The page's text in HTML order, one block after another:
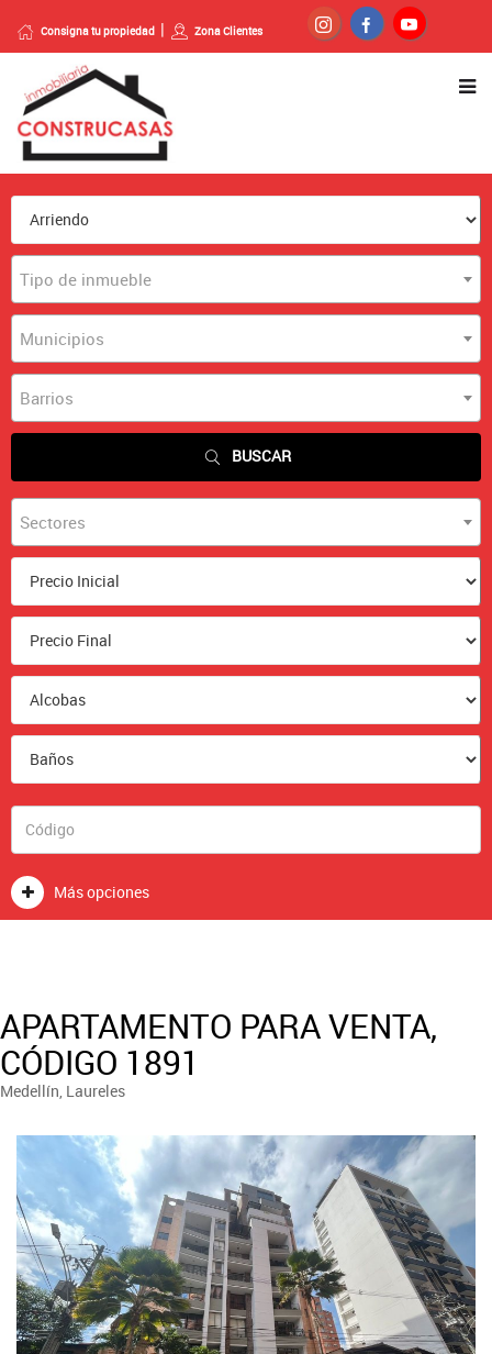
Consigna tu propiedad Zona Clientes
Tipo de inmueble
Municipios
Barrios
BUSCAR
Sectores
Más opciones
APARTAMENTO PARA VENTA,
CÓDIGO 1891
Medellín, Laureles